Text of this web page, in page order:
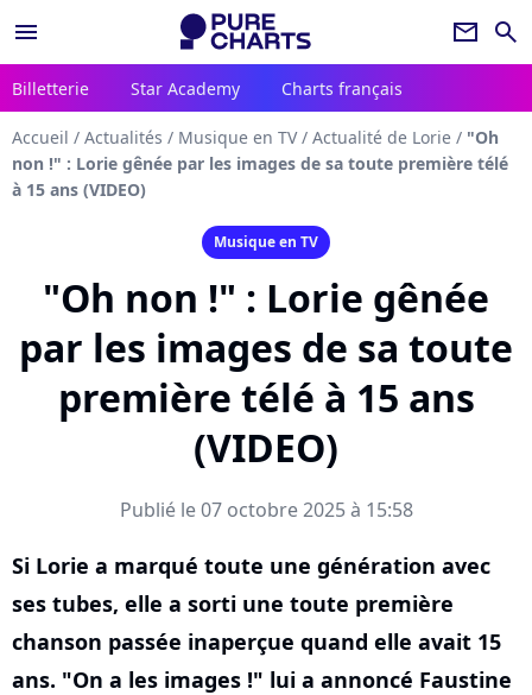
menu newsletter search
Billetterie Star Academy Charts français
Accueil / Actualités / Musique en TV / Actualité de Lorie / "Oh
non !" : Lorie gênée par les images de sa toute première télé
à 15 ans (VIDEO)
Musique en TV
"Oh non !" : Lorie gênée
par les images de sa toute
première télé à 15 ans
(VIDEO)
Publié le 07 octobre 2025 à 15:58
Si Lorie a marqué toute une génération avec
ses tubes, elle a sorti une toute première
chanson passée inaperçue quand elle avait 15
ans. "On a les images !" lui a annoncé Faustine